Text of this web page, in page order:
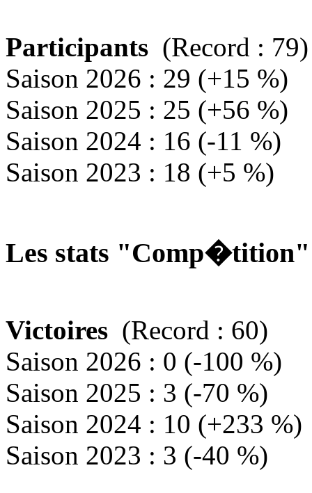
Participants (Record : 79)
Saison 2026 : 29 (+15 %)
Saison 2025 : 25 (+56 %)
Saison 2024 : 16 (-11 %)
Saison 2023 : 18 (+5 %)
Les stats
Victoires (Record : 60)
Saison 2026 : 0 (-100 %)
Saison 2025 : 3 (-70 %)
Saison 2024 : 10 (+233 %)
Saison 2023 : 3 (-40 %)